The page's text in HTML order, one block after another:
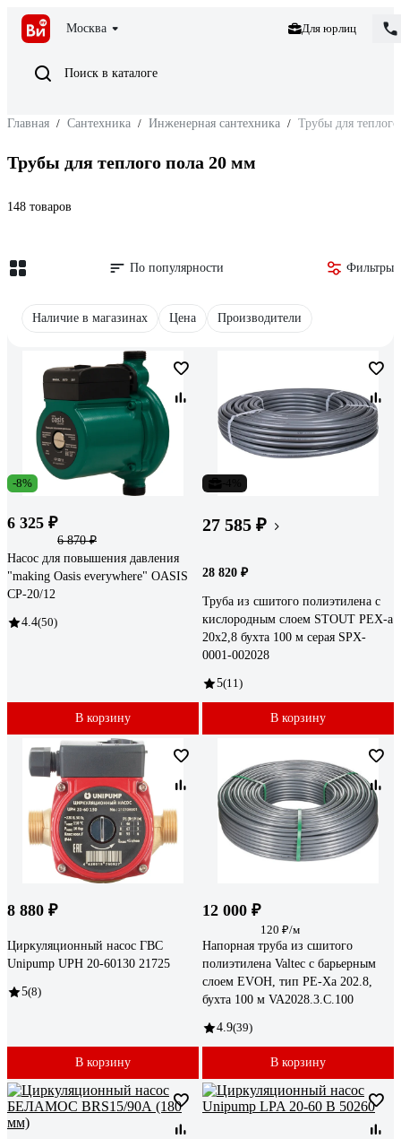
Москва Для юрлиц
Поиск в каталоге
Главная / Сантехника / Инженерная сантехника / Трубы для
Трубы для теплого пола 20 мм
148 товаров
По популярности Фильтры
Наличие в магазинах Цена Производители
-8%
6 325 ₽
6 870 ₽
Насос для повышения давления
"making Оasis everywhere" OASIS
CP-20/12
4.4(50)
В корзину
27 585 ₽
28 820 ₽
Труба из сшитого полиэтилена с
кислородным слоем STOUT PEX-a
20х2,8 бухта 100 м серая SPX-
0001-002028
5(11)
В корзину
8 880 ₽
Циркуляционный насос ГВС
Unipump UPН 20-60130 21725
5(8)
В корзину
12 000 ₽
120 ₽/м
Напорная труба из сшитого
полиэтилена Valtec с барьерным
слоем EVOH, тип PE-Xa 202.8,
бухта 100 м VA2028.3.C.100
4.9(39)
В корзину